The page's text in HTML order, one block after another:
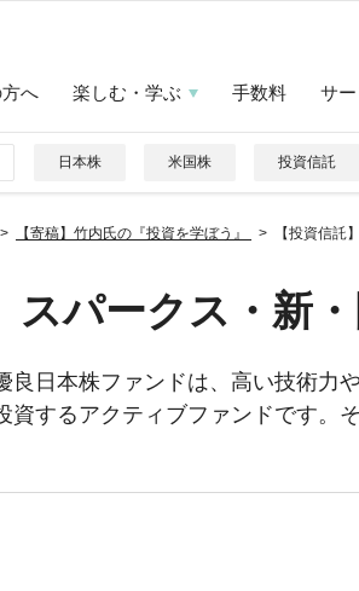
へ 楽しむ・学ぶ 手数料 サ
日本株 米国株 投資信託
【寄稿】竹内氏の『投資を学ぼう』 【投資信託
スパークス・新
良日本株ファンドは、高い技術力
資するアクティブファンドです。